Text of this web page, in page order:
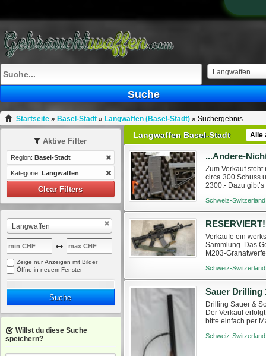
Langwaffen
Suche
Startseite» Basel-Stadt» Langwaffen (Basel-Stadt)» Suchergebnis
Langwaffen Basel-Stadt Alle
Zum Verkauf
circa 300 Schuss
2300.- Dazu
Schweiz-
Verkaufe ein
Sammlung. Das
M203-
Schweiz-
Sauer Drilling
Drilling Sauer &
Der Verkauf
bitte einfach per
Schweiz-
Aktive Filter
Region: Basel-Stadt
Kategorie: Langwaffen
Clear Filters
Langwaffen
Zeige nur Anzeigen mit Bilder
Öffne in neuem Fenster
Suche
Willst du diese Suche
speichern?